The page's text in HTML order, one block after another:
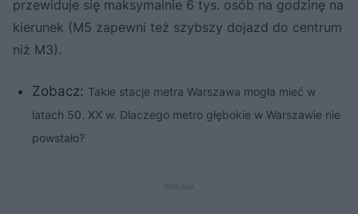
przewiduje się maksymalnie 6 tys. osób na godzinę na
kierunek (M5 zapewni też szybszy dojazd do centrum
niż M3).
Zobacz: Takie stacje metra Warszawa mogła mieć w
latach 50. XX w. Dlaczego metro głębokie w Warszawie nie
powstało?